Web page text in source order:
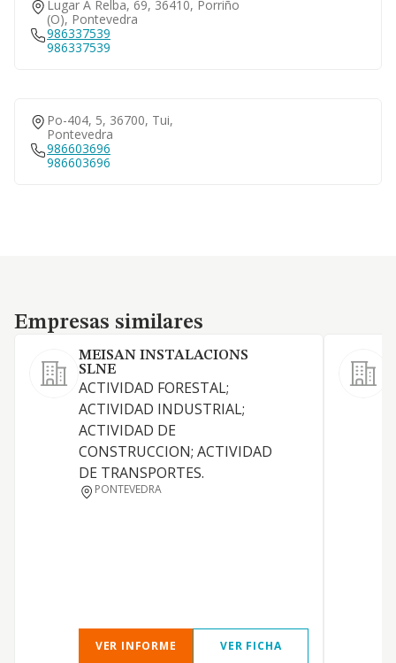
Lugar A Relba, 69, 36410, Porriño
(o), Pontevedra
986337539
986337539
Po-404, 5, 36700, Tui,
Pontevedra
986603696
986603696
Empresas similares
Empresas similares
MEISAN INSTALACIONS
SLNE
ACTIVIDAD FORESTAL;
ACTIVIDAD INDUSTRIAL;
ACTIVIDAD DE
CONSTRUCCION; ACTIVIDAD
DE TRANSPORTES.
PONTEVEDRA
VER INFORME VER FICHA